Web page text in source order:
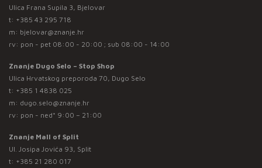
Ulica Frana Supila 3, Bjelovar
t: +385 43 295 718
m: bjelovar@znanje.hr
rv: pon - pet 08:00 - 20:00 ; sub 08:00 - 14:00
Znanje Dugo Selo – Stop Shop
Ulica Hrvatskog preporoda 70, Dugo Selo
t: +385 1 4838 025
m: dugo.selo@znanje.hr
rv: pon - ned* 9:00 – 21:00
Znanje Mall of Split
Ul. Josipa Jovića 93, Split
t: +385 21 280 017